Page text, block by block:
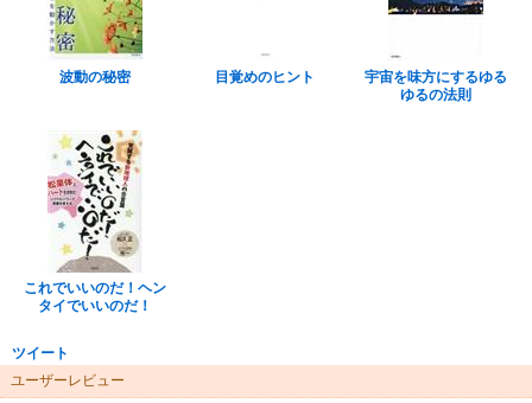
波動の秘密 目覚めのヒント
宇宙を味方にするゆる
ゆるの法則
これでいいのだ！ヘン
タイでいいのだ！
ツイート
ユーザーレビュー